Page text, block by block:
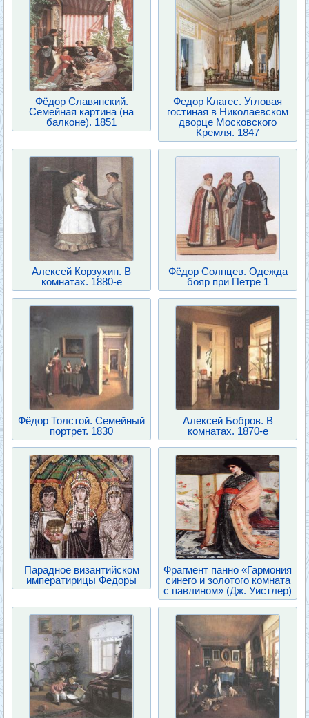
Фёдор Славянский.
Семейная картина (на
балконе). 1851
Федор Клагес. Угловая
гостиная в Николаевском
дворце Московского
Кремля. 1847
Алексей Корзухин. В
комнатах. 1880-е
Фёдор Солнцев. Одежда
бояр при Петре 1
Фёдор Толстой. Семейный
портрет. 1830
Алексей Бобров. В
комнатах. 1870-е
Парадное византийском
императирицы Федоры
Фрагмент панно «Гармония
синего и золотого комната
с павлином» (Дж. Уистлер)